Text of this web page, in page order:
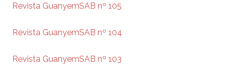
Revista GuanyemSAB nº 105
Revista GuanyemSAB nº 104
Revista GuanyemSAB nº 103